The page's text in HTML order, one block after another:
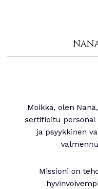
Moikka, olen
sertifioitu
ja psyykkinen
Missioni on